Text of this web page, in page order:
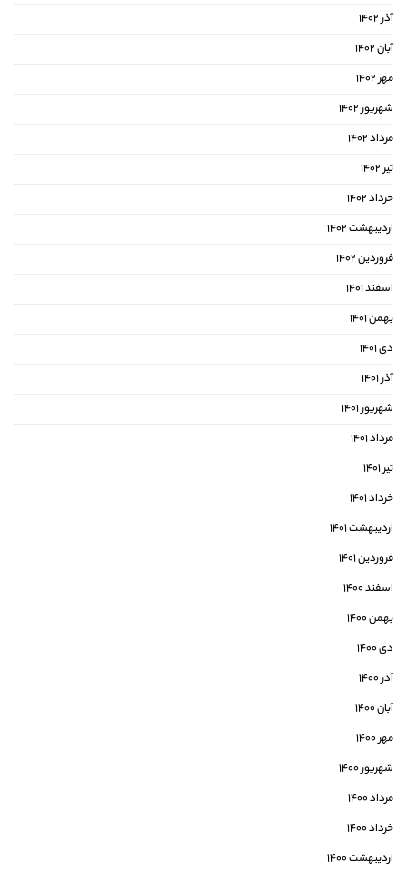
آذر ۱۴۰۲
آبان ۱۴۰۲
مهر ۱۴۰۲
شهریور ۱۴۰۲
مرداد ۱۴۰۲
تیر ۱۴۰۲
خرداد ۱۴۰۲
اردیبهشت ۱۴۰۲
فروردین ۱۴۰۲
اسفند ۱۴۰۱
بهمن ۱۴۰۱
دی ۱۴۰۱
آذر ۱۴۰۱
شهریور ۱۴۰۱
مرداد ۱۴۰۱
تیر ۱۴۰۱
خرداد ۱۴۰۱
اردیبهشت ۱۴۰۱
فروردین ۱۴۰۱
اسفند ۱۴۰۰
بهمن ۱۴۰۰
دی ۱۴۰۰
آذر ۱۴۰۰
آبان ۱۴۰۰
مهر ۱۴۰۰
شهریور ۱۴۰۰
مرداد ۱۴۰۰
خرداد ۱۴۰۰
اردیبهشت ۱۴۰۰